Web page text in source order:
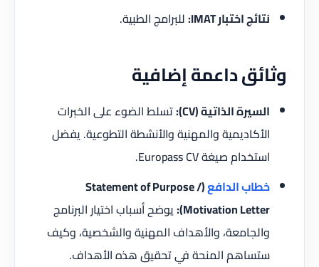
نتائج اختبار IMAT:
للبرامج الطبية.
وثائق داعمة إضافية
السيرة الذاتية (CV):
تسلط الضوء على الخبرات
الأكاديمية والمهنية والأنشطة التطوعية. يفضل
استخدام صيغة Europass CV.
خطاب الدافع (Statement of Purpose /
Motivation Letter): يوضح أسباب اختيار البرنامج
والجامعة، والأهداف المهنية والشخصية، وكيف
ستساهم المنحة في تحقيق هذه الأهداف.